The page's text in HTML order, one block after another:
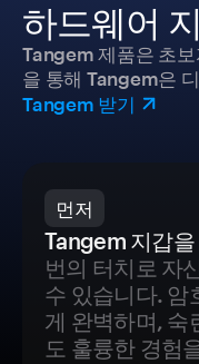
하드웨어
Tangem 제품은 초
을 통해 Tangem은
Tangem 받기
먼저
Tangem 지갑
번의 터치로 자
수 있습니다. 암
게 완벽하며, 숙
도 훌륭한 경험